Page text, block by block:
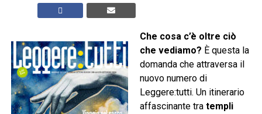
Che cosa c’è oltre ciò
che vediamo? È questa la
domanda che attraversa il
nuovo numero di
Leggere:tutti. Un itinerario
affascinante tra templi